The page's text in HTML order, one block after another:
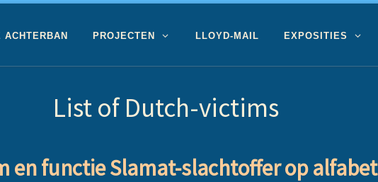
ACHTERBAN PROJECTEN LLOYD-MAIL EXPOSITIES
List of Dutch-victims
en functie Slamat-slachtoffer op alfabet